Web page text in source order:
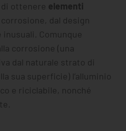
di ottenere elementi
dal design
Comunque
corrosione (una
dal naturale strato di
sua superficie) l’alluminio
e riciclabile, nonché